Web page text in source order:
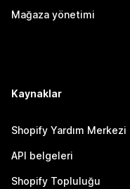
Mağaza yönetimi
Kaynaklar
Shopify Yardım Merkezi
API belgeleri
Shopify Topluluğu